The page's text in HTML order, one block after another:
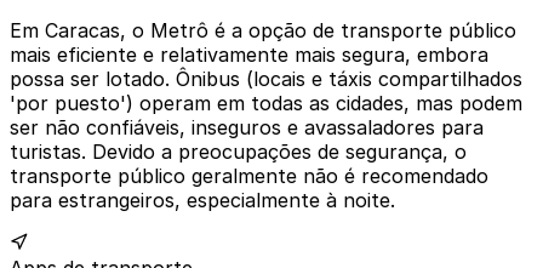
Em Caracas, o Metrô é a opção de transporte público
mais eficiente e relativamente mais segura, embora
possa ser lotado. Ônibus (locais e táxis compartilhados
'por puesto') operam em todas as cidades, mas podem
ser não confiáveis, inseguros e avassaladores para
turistas. Devido a preocupações de segurança, o
transporte público geralmente não é recomendado
para estrangeiros, especialmente à noite.